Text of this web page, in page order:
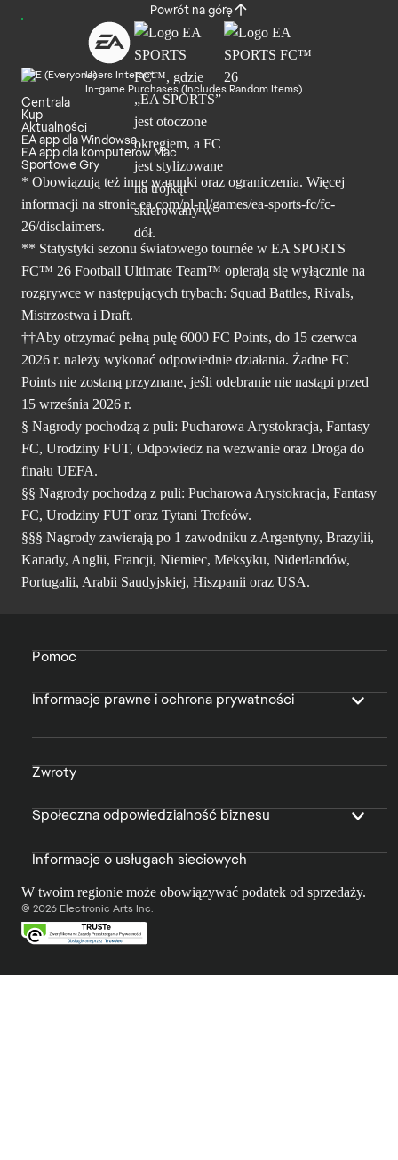
Powrót na górę
Users Interact
In-game Purchases (Includes Random Items)
Centrala
Kup
Aktualności
EA app dla Windowsa
EA app dla komputerów Mac
Sportowe Gry
* Obowiązują też inne warunki oraz ograniczenia. Więcej
informacji na stronie ea.com/pl-pl/games/ea-sports-fc/fc-
26/disclaimers.
** Statystyki sezonu światowego tournée w EA SPORTS
FC™ 26 Football Ultimate Team™ opierają się wyłącznie na
rozgrywce w następujących trybach: Squad Battles, Rivals,
Mistrzostwa i Draft.
††Aby otrzymać pełną pulę 6000 FC Points, do 15 czerwca
2026 r. należy wykonać odpowiednie działania. Żadne FC
Points nie zostaną przyznane, jeśli odebranie nie nastąpi przed
15 września 2026 r.
§ Nagrody pochodzą z puli: Pucharowa Arystokracja, Fantasy
FC, Urodziny FUT, Odpowiedz na wezwanie oraz Droga do
finału UEFA.
§§ Nagrody pochodzą z puli: Pucharowa Arystokracja, Fantasy
FC, Urodziny FUT oraz Tytani Trofeów.
§§§ Nagrody zawierają po 1 zawodniku z Argentyny, Brazylii,
Kanady, Anglii, Francji, Niemiec, Meksyku, Niderlandów,
Portugalii, Arabii Saudyjskiej, Hiszpanii oraz USA.
Pomoc
Informacje prawne i ochrona prywatności
Zwroty
Społeczna odpowiedzialność biznesu
Informacje o usługach sieciowych
W twoim regionie może obowiązywać podatek od sprzedaży.
© 2026 Electronic Arts Inc.